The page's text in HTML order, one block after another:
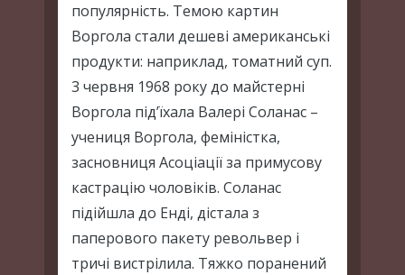
популярність. Темою картин
Воргола стали дешеві американські
продукти: наприклад, томатний суп.
3 червня 1968 року до майстерні
Воргола під’їхала Валері Соланас –
учениця Воргола, феміністка,
засновниця Асоціації за примусову
кастрацію чоловіків. Соланас
підійшла до Енді, дістала з
паперового пакету револьвер і
тричі вистрілила. Тяжко поранений